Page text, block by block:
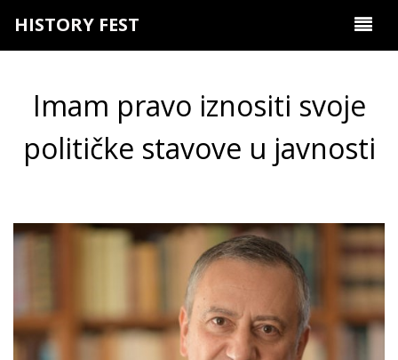
HISTORY FEST
Imam pravo iznositi svoje
političke stavove u javnosti